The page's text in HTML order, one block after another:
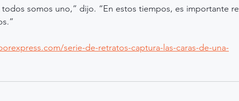
somos uno,” dijo. “En estos tiempos, es importante
serie-de-retratos-captura-las-caras-de-una-